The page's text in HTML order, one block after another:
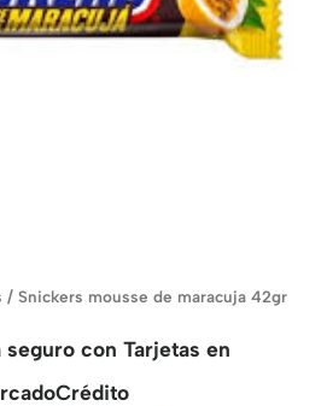
/ Snickers mousse de maracuja 42gr
seguro con Tarjetas en